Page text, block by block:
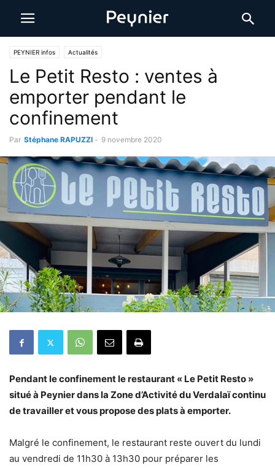
PEYNIER infos Actualités
Le Petit Resto : ventes à
emporter pendant le
confinement
Par Stéphane RAPUZZI - 9 novembre 2020
Pendant le confinement le restaurant « Le Petit Resto »
situé à Peynier dans la Zone d’Activité du Verdalaï continu
de travailler et vous propose des plats à emporter.
Malgré le confinement, le restaurant reste ouvert du lundi
au vendredi de 11h30 à 13h30 pour préparer les